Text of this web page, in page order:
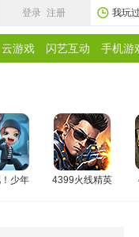
登录 注册 我玩
云游戏 闪艺互动 手机游
少年 4399火线精英